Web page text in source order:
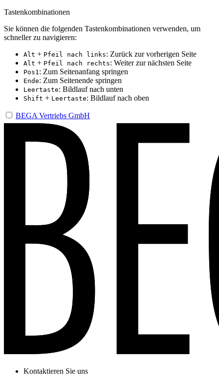
Tastenkombinationen
Sie können die folgenden Tastenkombinationen verwenden, um
schneller zu navigieren:
Alt + Pfeil nach links: Zurück zur vorherigen Seite
Alt + Pfeil nach rechts: Weiter zur nächsten Seite
Pos1: Zum Seitenanfang springen
Ende: Zum Seitenende springen
Leertaste: Bildlauf nach unten
Shift + Leertaste: Bildlauf nach oben
BEGA Vertriebs GmbH
Kontaktieren Sie uns